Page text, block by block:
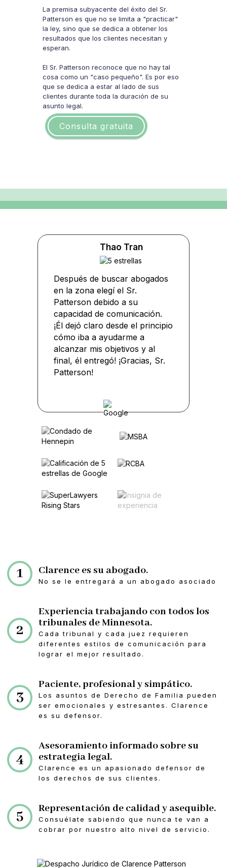
La premisa subyacente del éxito del Sr.
Patterson es que no se limita a "practicar"
la ley, sino que se dedica a obtener los
resultados que los clientes necesitan y
esperan.
El Sr. Patterson reconoce que no hay tal
cosa como un "caso pequeño". Es por eso
que se dedica a estar al lado de sus
clientes durante toda la duración de su
asunto legal.
Consulta gratuita
Thao Tran
Después de buscar abogados
en la zona elegí el Sr.
Patterson debido a su
capacidad de comunicación.
¡Él dejó claro desde el principio
cómo iba a ayudarme a
alcanzar mis objetivos y al
final, él entregó! ¡Gracias, Sr.
Patterson!
1 Clarence es su abogado.
No se le entregará a un abogado asociado
2
Experiencia trabajando con todos los
tribunales de Minnesota.
Cada tribunal y cada juez requieren
diferentes estilos de comunicación para
lograr el mejor resultado.
3
Paciente, profesional y simpático.
Los asuntos de Derecho de Familia pueden
ser emocionales y estresantes. Clarence
es su defensor.
4
Asesoramiento informado sobre su
estrategia legal.
Clarence es un apasionado defensor de
los derechos de sus clientes.
5 Representación de calidad y asequible.
Consuélate sabiendo que nunca te van a
cobrar por nuestro alto nivel de servicio.